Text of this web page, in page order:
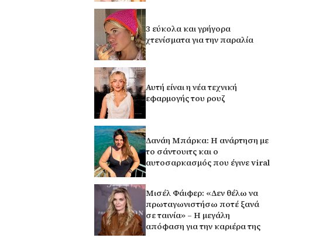
3 εύκολα και γρήγορα
χτενίσματα για την παραλία
Αυτή είναι η νέα τεχνική
εφαρμογής του ρουζ
Δανάη Μπάρκα: Η ανάρτηση με
το σάντουιτς και ο
αυτοσαρκασμός που έγινε viral
Μισέλ Φάιφερ: «Δεν θέλω να
πρωταγωνιστήσω ποτέ ξανά
σε ταινία» – Η μεγάλη
απόφαση για την καριέρα της